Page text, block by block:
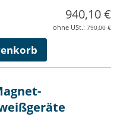
940,10 €
790,00 €